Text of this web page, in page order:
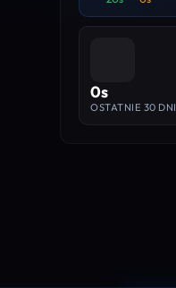
0s
OSTATNIE 30 DNI